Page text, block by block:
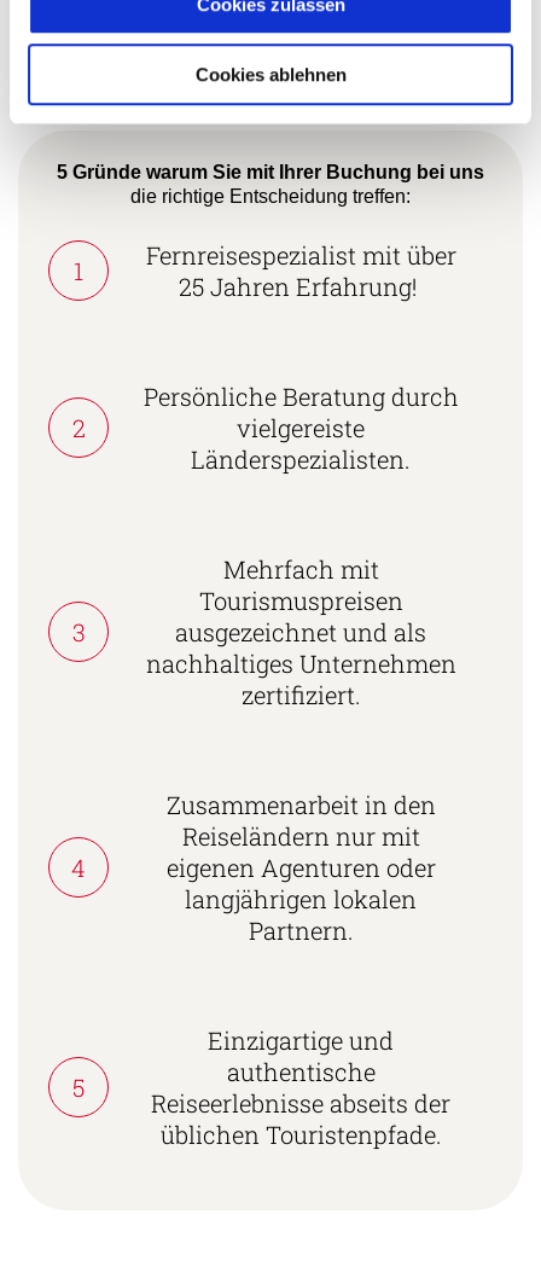
Cookies ablehnen
+49 (0) 761 - 21 16 99-18
l.hagner@aventoura.de
5 Gründe warum Sie mit Ihrer Buchung bei uns
die richtige Entscheidung treffen:
1
Fernreisespezialist mit über
25 Jahren Erfahrung!
2
Persönliche Beratung durch
vielgereiste
Länderspezialisten.
3
Mehrfach mit
Tourismuspreisen
ausgezeichnet und als
nachhaltiges Unternehmen
zertifiziert.
4
Zusammenarbeit in den
Reiseländern nur mit
eigenen Agenturen oder
langjährigen lokalen
Partnern.
5
Einzigartige und
authentische
Reiseerlebnisse abseits der
üblichen Touristenpfade.